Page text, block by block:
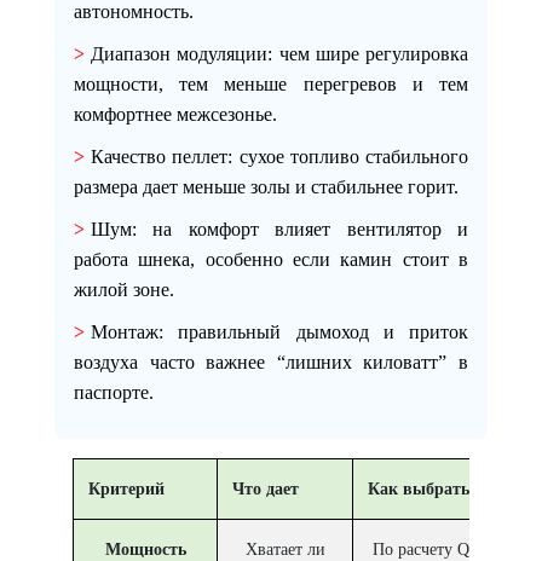
автономность.
Диапазон модуляции: чем шире регулировка
мощности, тем меньше перегревов и тем
комфортнее межсезонье.
Качество пеллет: сухое топливо стабильного
размера дает меньше золы и стабильнее горит.
Шум: на комфорт влияет вентилятор и
работа шнека, особенно если камин стоит в
жилой зоне.
Монтаж: правильный дымоход и приток
воздуха часто важнее “лишних киловатт” в
паспорте.
Критерий Что дает Как выбрать
Мощность
Хватает ли
По расчету Q и